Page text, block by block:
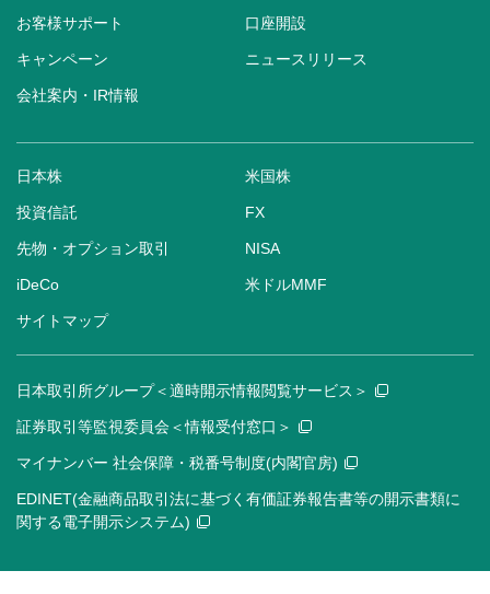
お客様サポート 口座開設
キャンペーン ニュースリリース
会社案内・IR情報
日本株 米国株
投資信託 FX
先物・オプション取引 NISA
iDeCo 米ドルMMF
サイトマップ
日本取引所グループ＜適時開示情報閲覧サービス＞
証券取引等監視委員会＜情報受付窓口＞
マイナンバー 社会保障・税番号制度(内閣官房)
EDINET(金融商品取引法に基づく有価証券報告書等の開示書類に
関する電子開示システム)